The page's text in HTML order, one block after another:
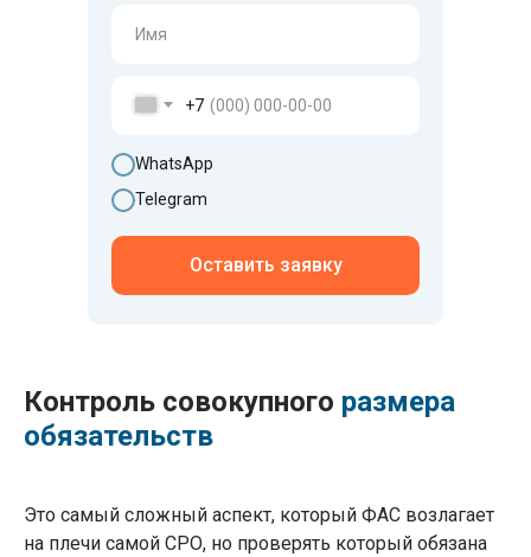
+7
WhatsApp
Telegram
Оставить заявку
Контроль совокупного размера
обязательств
Это самый сложный аспект, который ФАС возлагает
на плечи самой СРО, но проверять который обязана